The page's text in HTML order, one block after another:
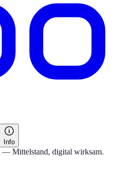
Info
— Mittelstand, digital wirksam.